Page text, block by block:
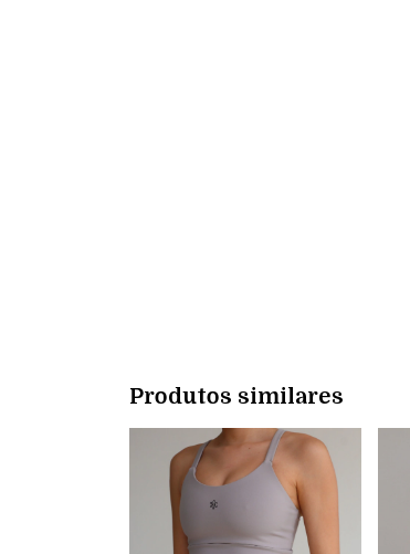
Produtos similares